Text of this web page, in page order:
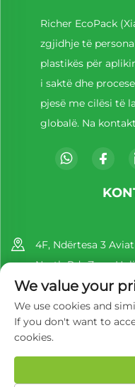
Richer EcoPack
zgjidhje të
plastikës për
i saktë dhe
pjesë me cilësi të
globalë. Na
4F, Ndërtesa 3
North Rd., Zona
Të drejtat e rezervuara ©
We value your
We use cookies and
If you don't want to
cookies.